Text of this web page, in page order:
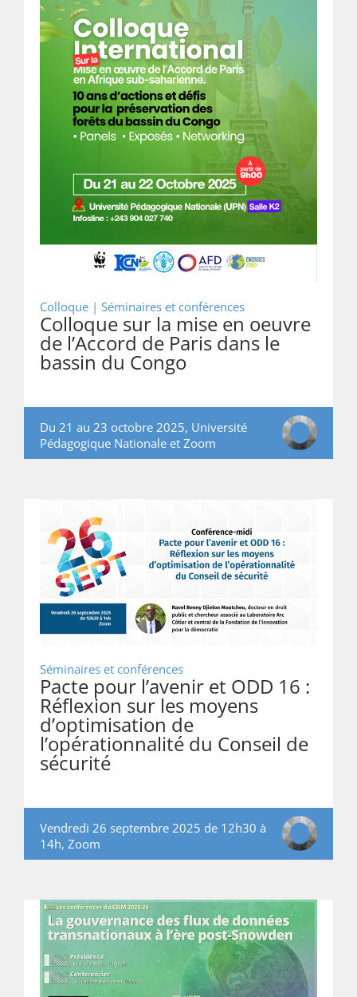
Colloque | Séminaires et conférences
Colloque sur la mise en oeuvre
de l’Accord de Paris dans le
bassin du Congo
Du 21 au 23 octobre 2025, Université
Pédagogique Nationale et Zoom
Séminaires et conférences
Pacte pour l’avenir et ODD 16 :
Réflexion sur les moyens
d’optimisation de
l’opérationnalité du Conseil de
sécurité
Vendredi 26 septembre 2025 de 12h30 à
14h, Zoom